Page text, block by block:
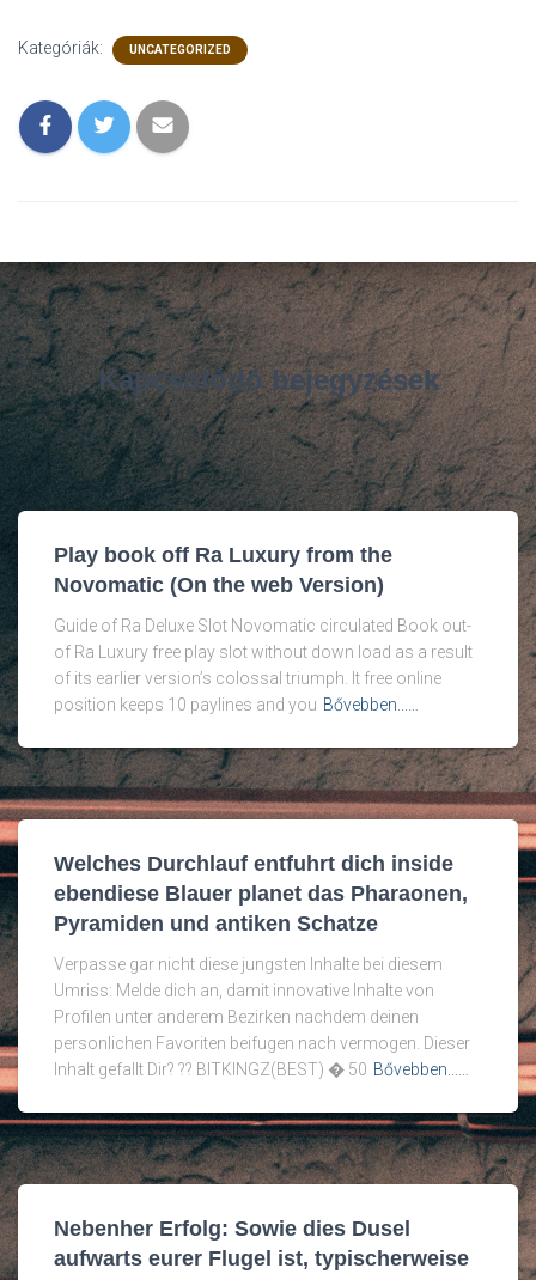
Kategóriák: UNCATEGORIZED
Kapcsolódó bejegyzések
Play book off Ra Luxury from the
Novomatic (On the web Version)
Guide of Ra Deluxe Slot Novomatic circulated Book out-
of Ra Luxury free play slot without down load as a result
of its earlier version’s colossal triumph. It free online
position keeps 10 paylines and you Bővebben...…
Welches Durchlauf entfuhrt dich inside
ebendiese Blauer planet das Pharaonen,
Pyramiden und antiken Schatze
Verpasse gar nicht diese jungsten Inhalte bei diesem
Umriss: Melde dich an, damit innovative Inhalte von
Profilen unter anderem Bezirken nachdem deinen
personlichen Favoriten beifugen nach vermogen. Dieser
Inhalt gefallt Dir? ?? BITKINGZ(BEST) � 50 Bővebben...…
Nebenher Erfolg: Sowie dies Dusel
aufwarts eurer Flugel ist, typischerweise